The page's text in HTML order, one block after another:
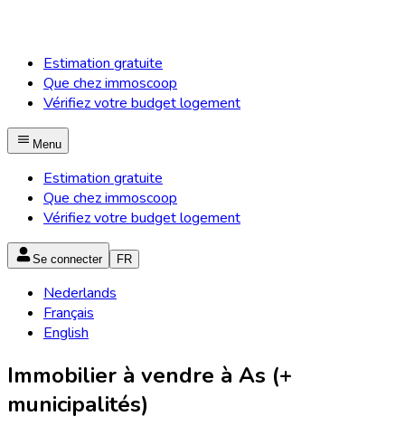
Estimation gratuite
Que chez immoscoop
Vérifiez votre budget logement
Menu
Estimation gratuite
Que chez immoscoop
Vérifiez votre budget logement
Se connecter FR
Nederlands
Français
English
Immobilier à vendre à As (+
municipalités)